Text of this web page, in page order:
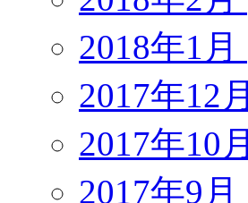
2018年1月
2017年12
2017年10
2017年9月